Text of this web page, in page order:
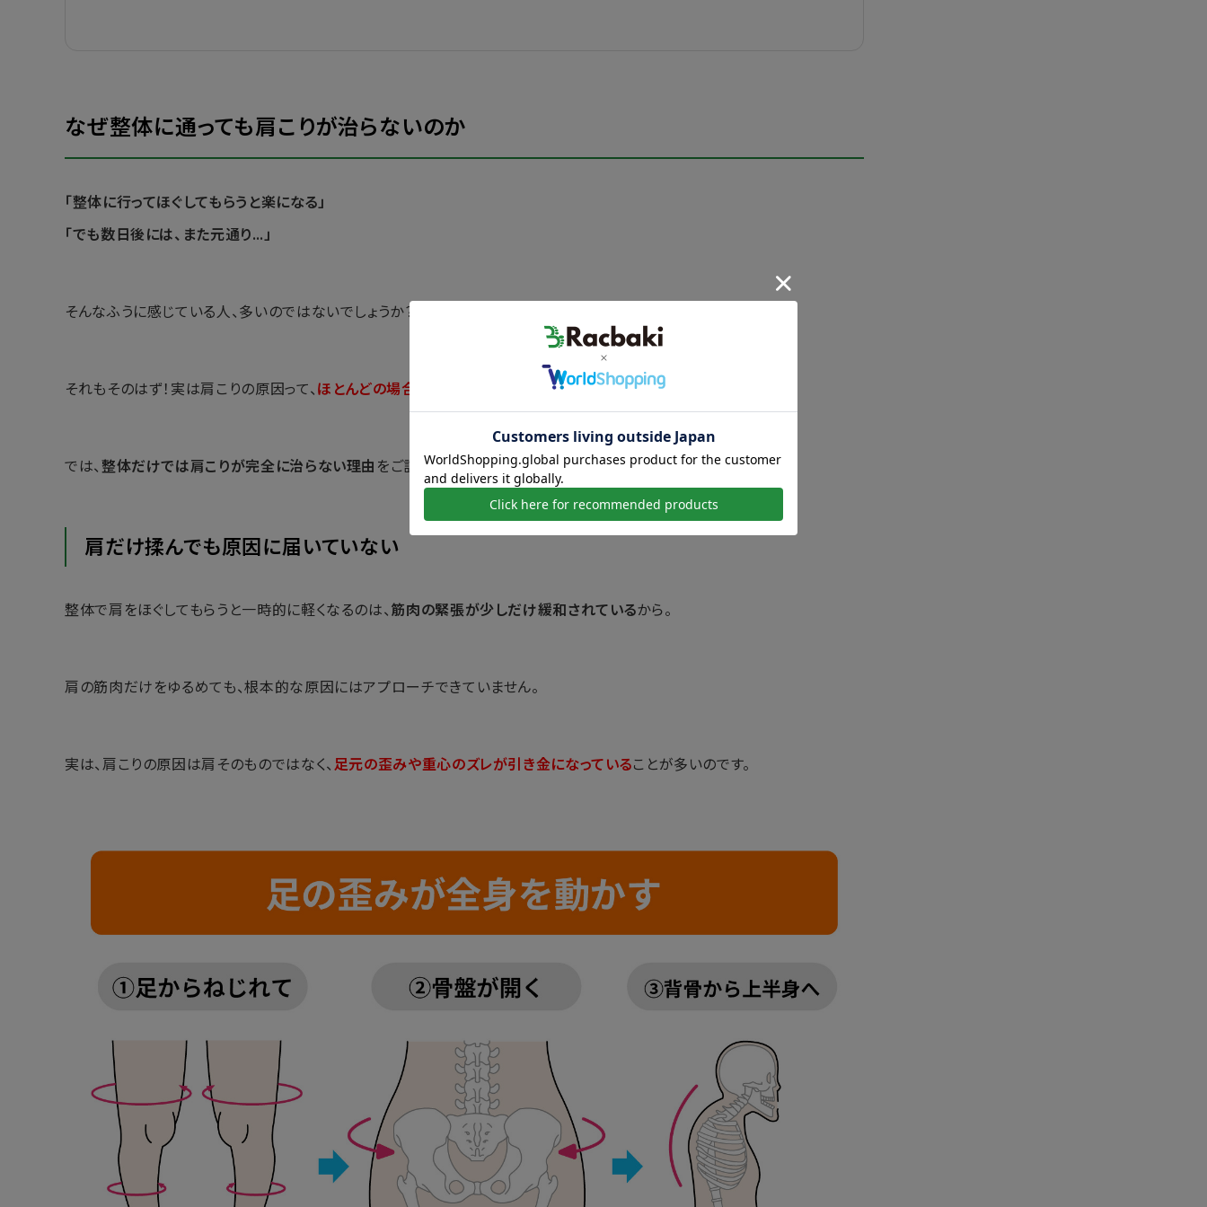
なぜ整体に通っても肩こりが治らないのか
「整体に行ってほぐしてもらうと楽になる」
「でも数日後には、また元通り…」
そんなふうに感じている人、多いのではないでしょうか？
それもそのはず！実は肩こりの原因って、 ほとんどの場合肩そのものにはない のです。
では、 整体だけでは肩こりが完全に治らない理由 をご説明します。
肩だけ揉んでも原因に届いていない
整体で肩をほぐしてもらうと一時的に軽くなるのは、 筋肉の緊張が少しだけ緩和されているから。
肩の筋肉だけをゆるめても、根本的な原因にはアプローチできていません。
実は、肩こりの原因は肩そのものではなく、 足元の歪みや重心のズレが引き金になっていることが多いのです。